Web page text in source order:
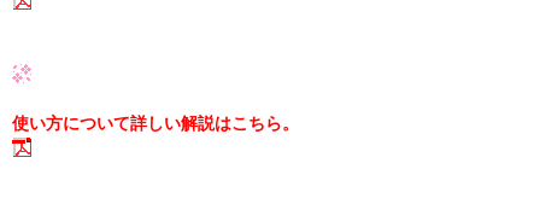
使い方について詳しい解説はこちら。